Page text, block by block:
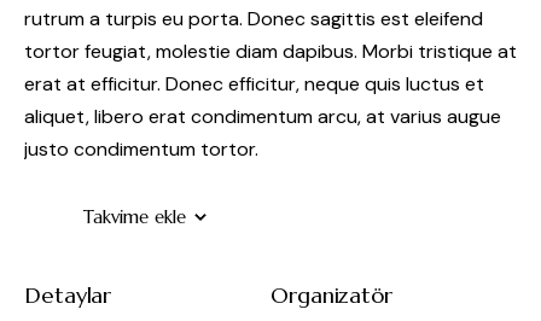
rutrum a turpis eu porta. Donec sagittis est eleifend
tortor feugiat, molestie diam dapibus. Morbi tristique at
erat at efficitur. Donec efficitur, neque quis luctus et
aliquet, libero erat condimentum arcu, at varius augue
justo condimentum tortor.
Takvime ekle
Detaylar Organizatör